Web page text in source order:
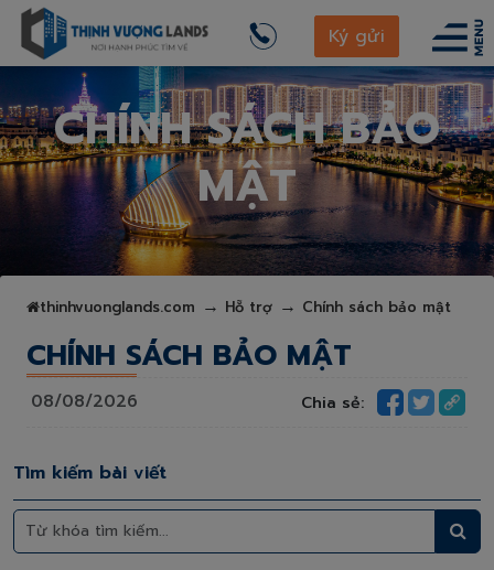
Ký gửi
CHÍNH SÁCH BẢO
MẬT
thinhvuonglands.com Hỗ trợ Chính sách bảo mật
CHÍNH SÁCH BẢO MẬT
08/08/2026 Chia sẻ:
Tìm kiếm bài viết